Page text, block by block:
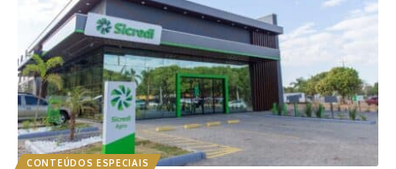
CONTEÚDOS ESPECIAIS